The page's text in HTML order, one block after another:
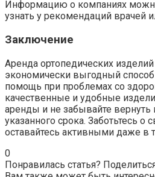
Информацию о компаниях
узнать у рекомендаций врачей
Заключение
Аренда ортопедических
экономически выгодный
помощь при проблемах со
качественные и удобные
аренды и не забывайте вернуть
указанного срока. Заботьтесь о
оставайтесь активными даже
0
Понравилась статья?